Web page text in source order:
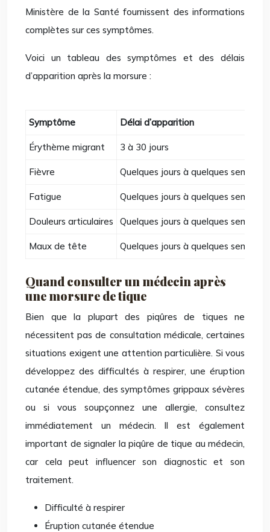
Ministère de la Santé fournissent des informations
complètes sur ces symptômes.
Voici un tableau des symptômes et des délais
d’apparition après la morsure :
Symptôme Délai d’apparition
Érythème migrant 3 à 30 jours
Fièvre Quelques jours à quelques semaines
Fatigue Quelques jours à quelques semaines
Douleurs articulaires Quelques jours à quelques semaines
Maux de tête Quelques jours à quelques semaines
Quand consulter un médecin après
une morsure de tique
Bien que la plupart des piqûres de tiques ne
nécessitent pas de consultation médicale, certaines
situations exigent une attention particulière. Si vous
développez des difficultés à respirer, une éruption
cutanée étendue, des symptômes grippaux sévères
ou si vous soupçonnez une allergie, consultez
immédiatement un médecin. Il est également
important de signaler la piqûre de tique au médecin,
car cela peut influencer son diagnostic et son
traitement.
Difficulté à respirer
Éruption cutanée étendue